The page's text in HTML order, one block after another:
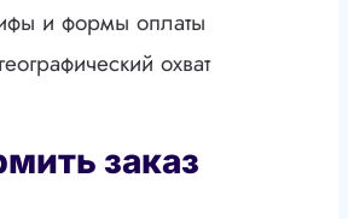
и формы оплаты
охват
заказ